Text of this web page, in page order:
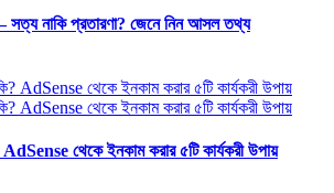
সত্য নাকি প্রতারণা? জেনে নিন আসল তথ্য
থেকে ইনকাম করার ৫টি কার্যকরী উপায়